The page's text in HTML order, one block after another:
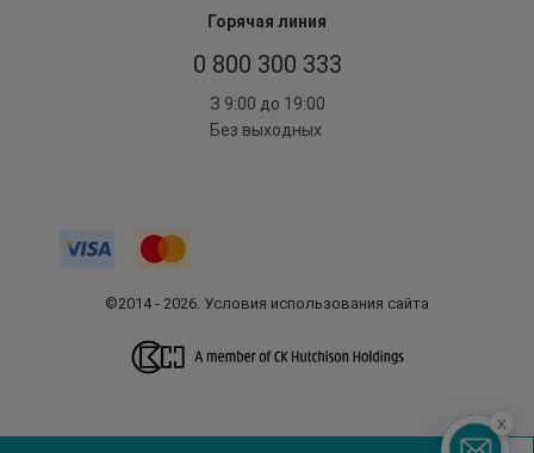
Горячая линия
0 800 300 333
З 9:00 до 19:00
Без выходных
©2014 - 2026. Условия использования сайта
x